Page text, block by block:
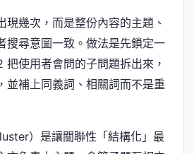
現幾次，而是整份內容的主題、
搜尋意圖一致。做法是先鎖定一
使用者會問的子問題拆出來，
並補上同義詞、相關詞而不是重
）是讓關聯性「結構化」最